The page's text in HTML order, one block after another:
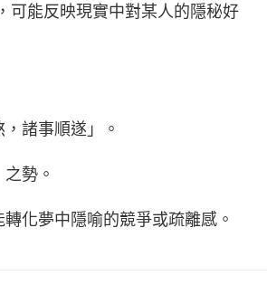
可能反映現實中對某人的隱秘好
諸事順遂」。
勢。
化夢中隱喻的競爭或疏離感。